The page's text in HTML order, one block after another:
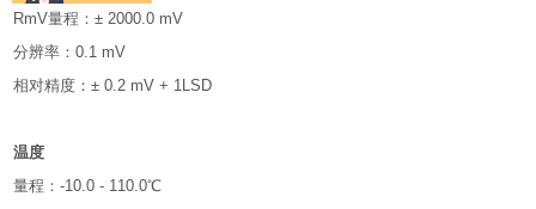
RmV量程：± 2000.0 mV
分辨率：0.1 mV
相对精度：± 0.2 mV + 1LSD
温度
量程：-10.0 - 110.0℃